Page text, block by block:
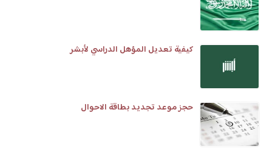
كيفية تعديل المؤهل الدراسي لأبشر
حجز موعد تجديد بطاقة الاحوال